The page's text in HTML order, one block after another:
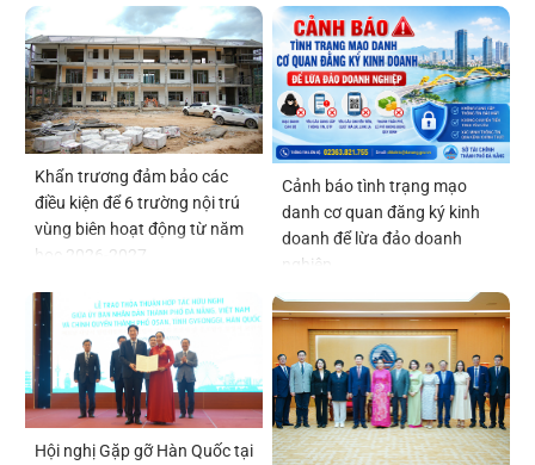
Khẩn trương đảm bảo các
điều kiện để 6 trường nội trú
vùng biên hoạt động từ năm
học 2026-2027
Cảnh báo tình trạng mạo
danh cơ quan đăng ký kinh
doanh để lừa đảo doanh
nghiệp
Hội nghị Gặp gỡ Hàn Quốc tại